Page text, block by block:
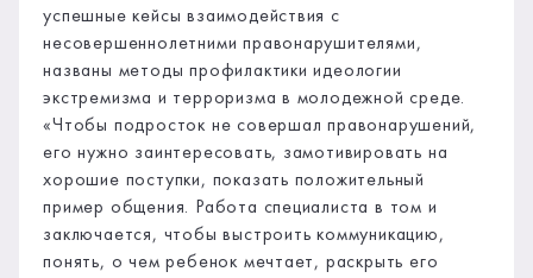
успешные кейсы взаимодействия с
несовершеннолетними правонарушителями,
названы методы профилактики идеологии
экстремизма и терроризма в молодежной среде.
«Чтобы подросток не совершал правонарушений,
его нужно заинтересовать, замотивировать на
хорошие поступки, показать положительный
пример общения. Работа специалиста в том и
заключается, чтобы выстроить коммуникацию,
понять, о чем ребенок мечтает, раскрыть его